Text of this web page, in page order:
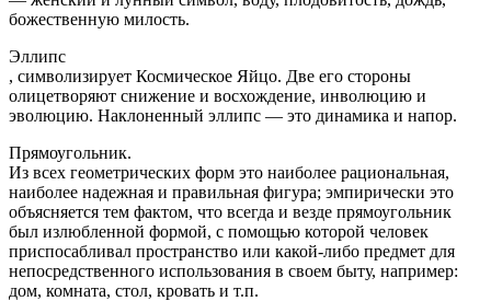
божественную милость.
Эллипс
, символизирует Космическое Яйцо. Две его стороны
олицетворяют снижение и восхождение, инволюцию и
эволюцию. Наклоненный эллипс — это динамика и напор.
Прямоугольник.
Из всех геометрических форм это наиболее рациональная,
наиболее надежная и правильная фигура; эмпирически это
объясняется тем фактом, что всегда и везде прямоугольник
был излюбленной формой, с помощью которой человек
приспосабливал пространство или какой-либо предмет для
непосредственного использования в своем быту, например:
дом, комната, стол, кровать и т.п.